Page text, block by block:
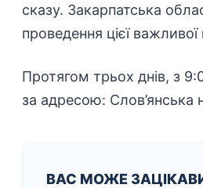
сказу. Закарпатська
проведення цієї важливої
Протягом трьох днів, з
за адресою: Слов’янська
ВАС МОЖЕ